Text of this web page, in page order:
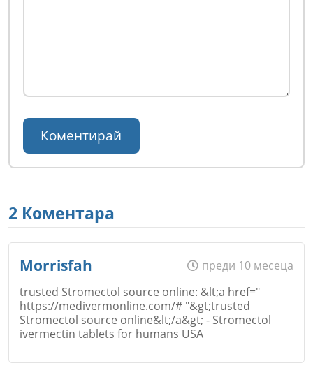
2 Коментара
Morrisfah
преди 10 месеца
trusted Stromectol source online: &lt;a href="
https://medivermonline.com/# "&gt;trusted
Stromectol source online&lt;/a&gt; - Stromectol
ivermectin tablets for humans USA